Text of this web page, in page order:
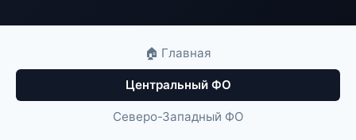
🏠 Главная
Центральный ФО
Северо-Западный ФО